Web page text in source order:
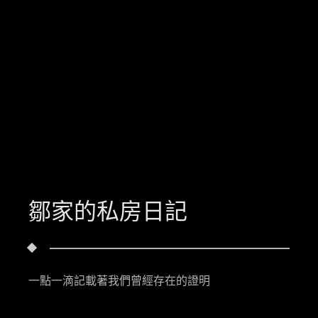
鄒家的私房日記
一點一滴記載著我們曾經存在的證明